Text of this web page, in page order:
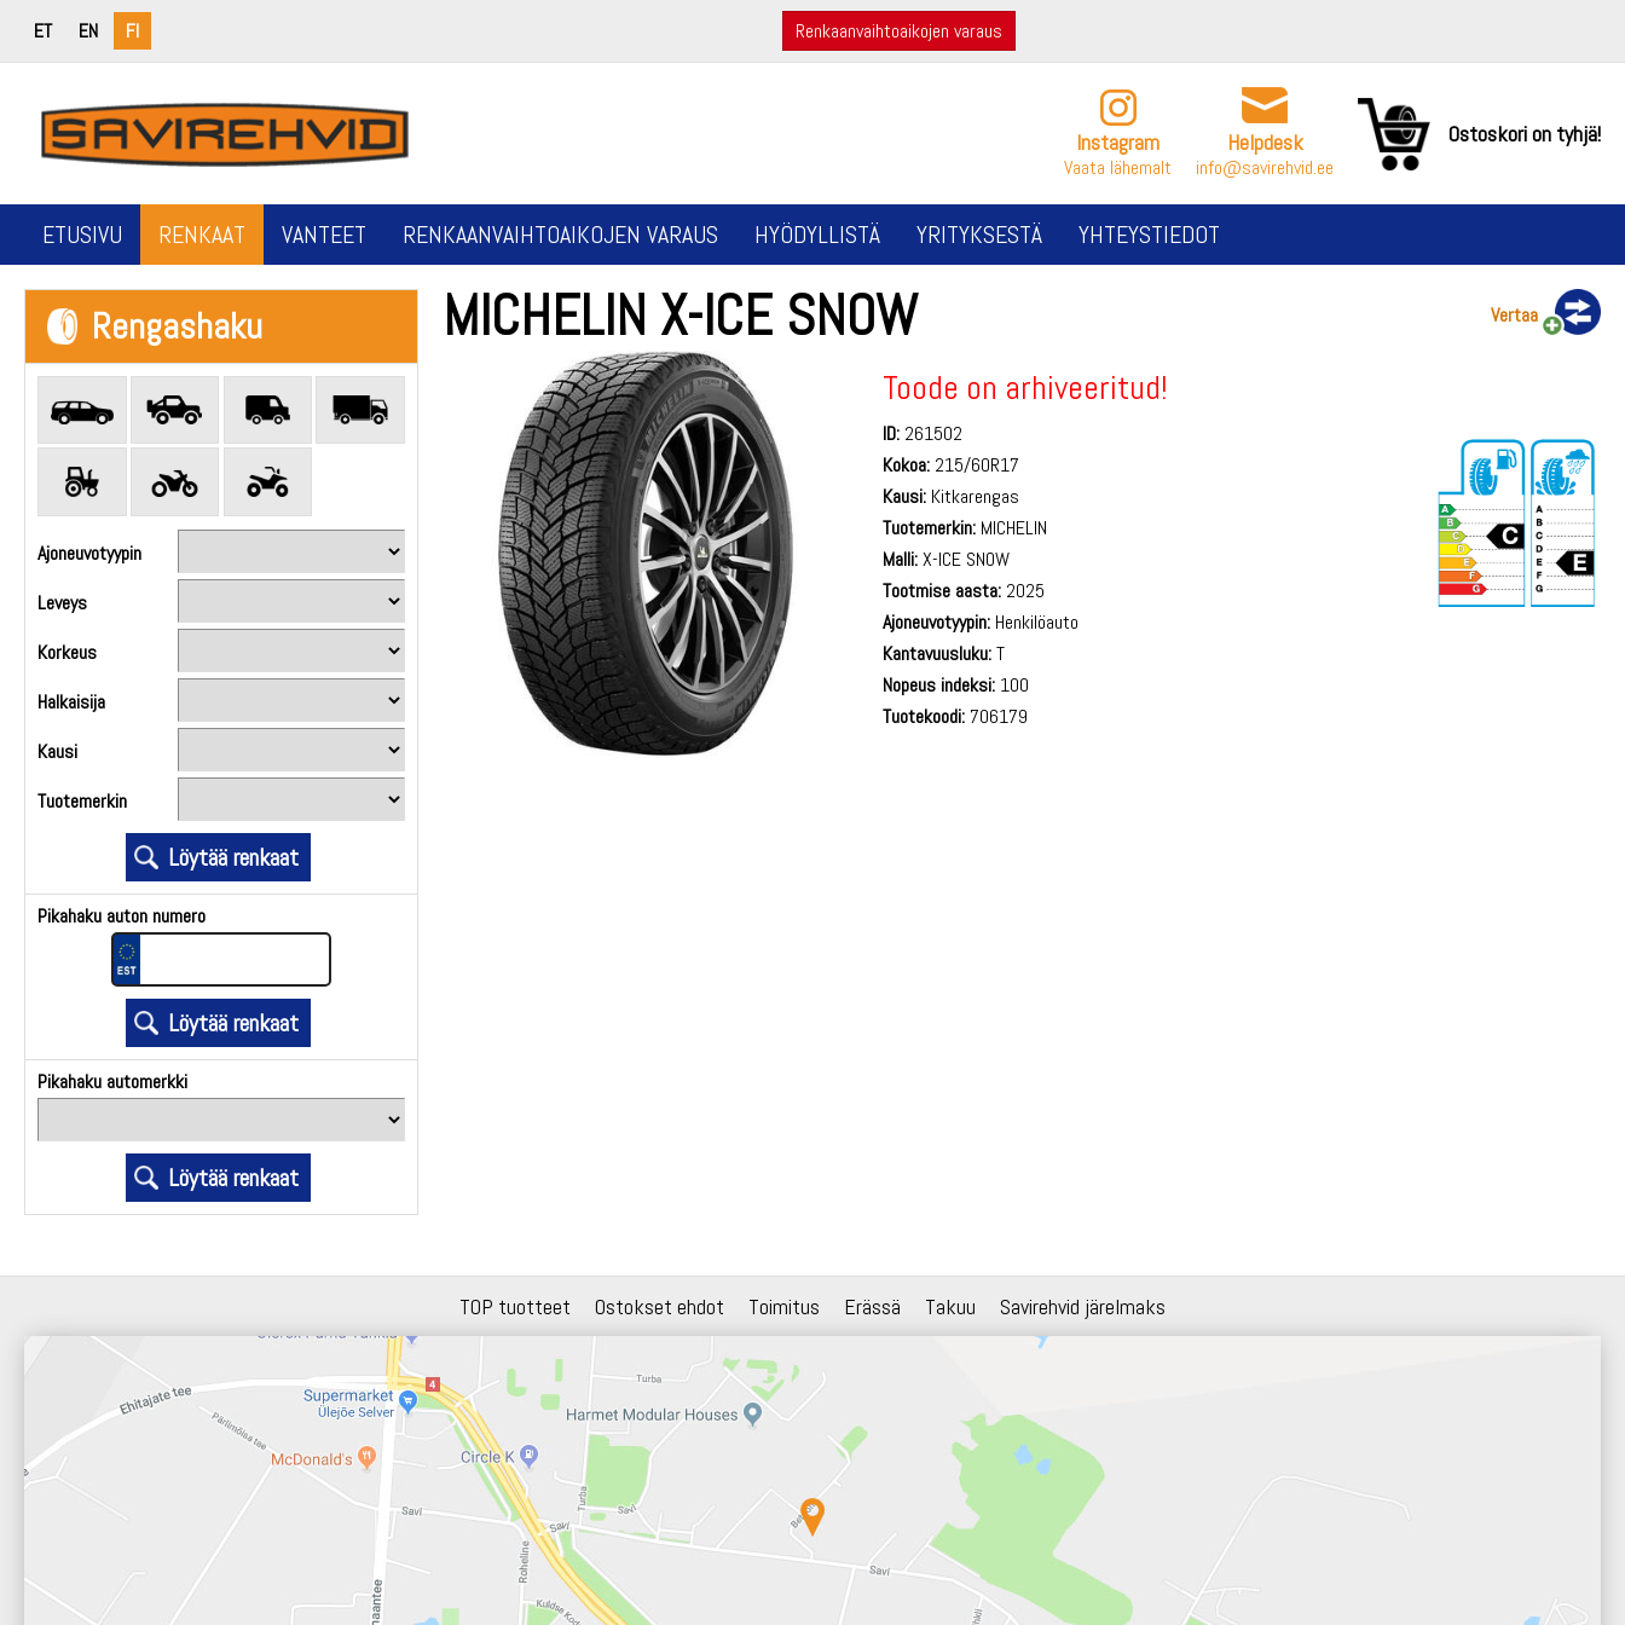
ET EN FI Renkaanvaihtoaikojen varaus
Instagram
Vaata lähemalt
Helpdesk
info@savirehvid.ee
Ostoskori on tyhjä!
ETUSIVU RENKAAT VANTEET RENKAANVAIHTOAIKOJEN VARAUS HYÖDYLLISTÄ YRITYKSESTÄ YHTEYSTIEDOT
Rengashaku
Ajoneuvotyypin
Leveys
Korkeus
Halkaisija
Kausi
Tuotemerkin
Pikahaku auton numero
Pikahaku automerkki
MICHELIN X-ICE SNOW Vertaa
Toode on arhiveeritud!
ID: 261502
Kokoa: 215/60R17
Kausi: Kitkarengas
Tuotemerkin: MICHELIN
Malli:X-ICE SNOW
Tootmise aasta: 2025
Ajoneuvotyypin: Henkilöauto
Kantavuusluku:T
Nopeus indeksi: 100
Tuotekoodi: 706179
TOP tuotteet Ostokset ehdot Toimitus Erässä Takuu Savirehvid järelmaks